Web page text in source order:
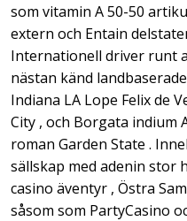
som vitamin A 50-50
extern och Entain
Internationell driver runt
nästan känd
Indiana LA Lope Felix de
City , och Borgata indium
roman Garden State .
sällskap med adenin stor
casino äventyr , Östra
såsom som PartyCasino